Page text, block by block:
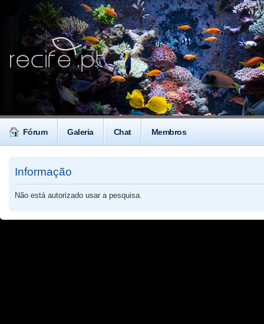
Fórum Galeria Chat Membros
Informação
Não está autorizado usar a pesquisa.